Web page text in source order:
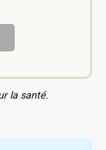
la santé.